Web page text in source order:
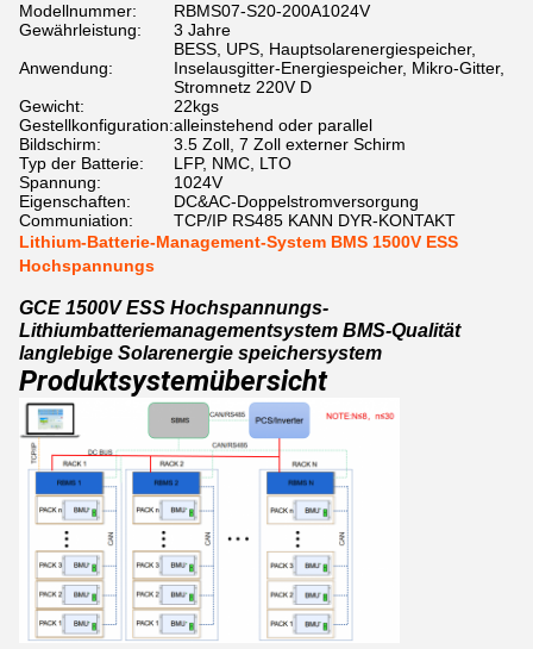
Modellnummer:
RBMS07-S20-200A1024V
Gewährleistung:
3 Jahre
Anwendung:
BESS, UPS, Hauptsolarenergiespeicher,
Inselausgitter-Energiespeicher, Mikro-Gitter,
Stromnetz 220V D
Gewicht:
22kgs
Gestellkonfiguration:alleinstehend oder parallel
Bildschirm:
3.5 Zoll, 7 Zoll externer Schirm
Typ der Batterie:
LFP, NMC, LTO
Spannung:
1024V
Eigenschaften:
DC&AC-Doppelstromversorgung
Communiation:
TCP/IP RS485 KANN DYR-KONTAKT
Lithium-Batterie-Management-System BMS 1500V ESS
Hochspannungs
GCE 1500V ESS Hochspannungs-
Lithiumbatteriemanagementsystem BMS-Qualität
langlebige Solarenergie speichersystem
Produktsystemübersicht